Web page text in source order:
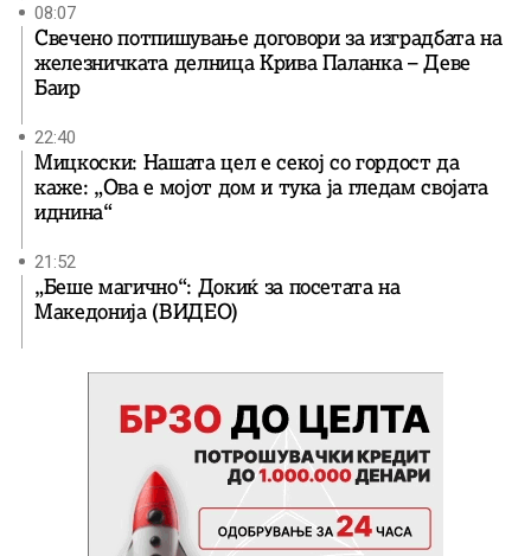
08:07
Свечено потпишување договори за изградбата на
железничката делница Крива Паланка – Деве
Баир
22:40
Мицкоски: Нашата цел е секој со гордост да
каже: „Ова е мојот дом и тука ја гледам својата
иднина“
21:52
„Беше магично“: Докиќ за посетата на
Македонија (ВИДЕО)